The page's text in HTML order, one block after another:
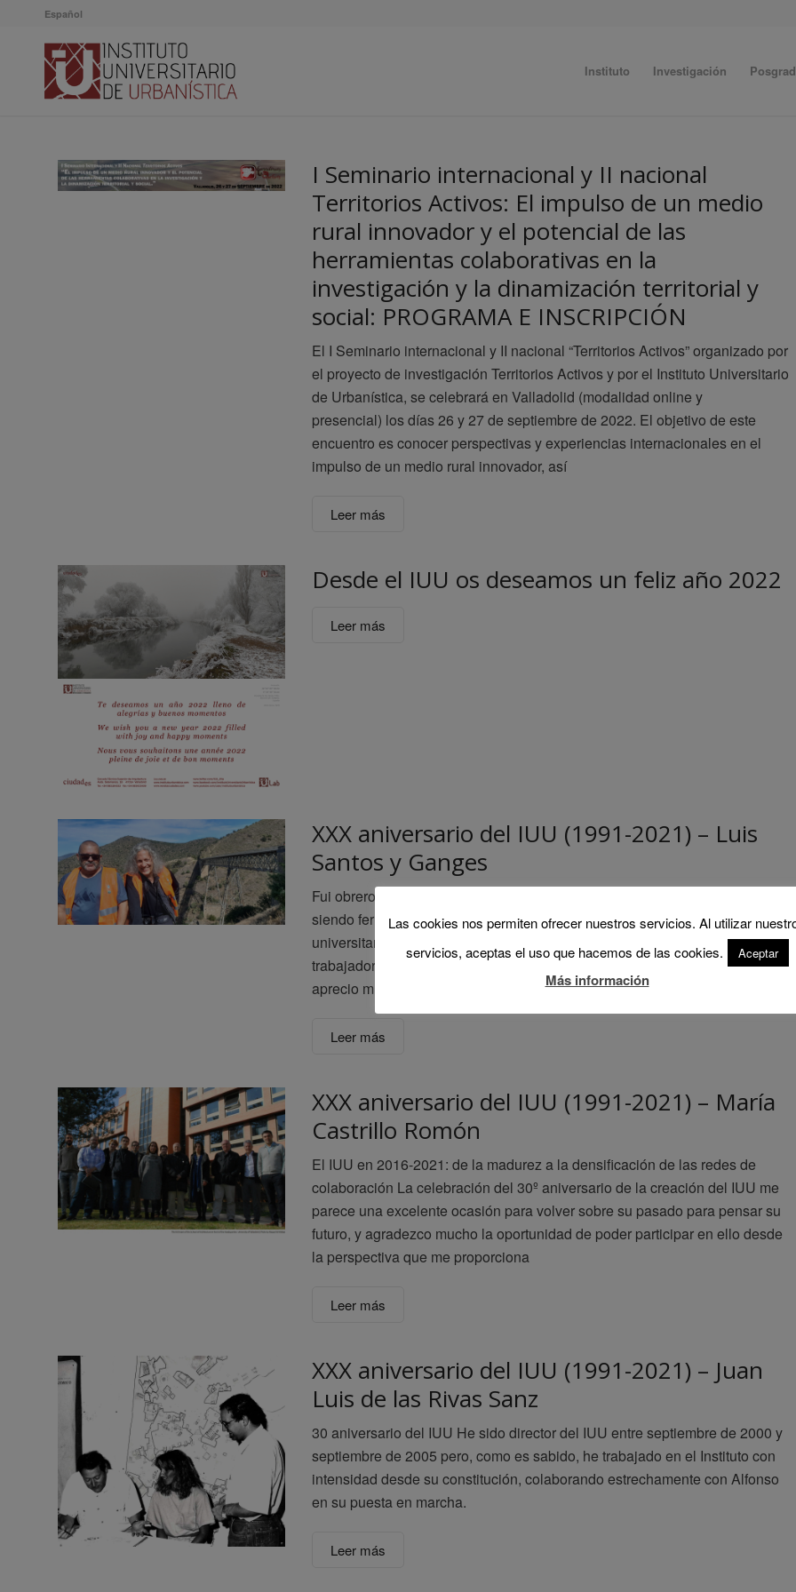
Español
Instituto Investigación
I Seminario internacional y II nacional
Territorios Activos: El impulso de un medio
rural innovador y el potencial de las
herramientas colaborativas en la
investigación y la dinamización territorial y
social: PROGRAMA E INSCRIPCIÓN
El I Seminario internacional y II nacional “Territorios Activos” organizado por
el proyecto de investigación Territorios Activos y por el Instituto Universitario
de Urbanística, se celebrará en Valladolid (modalidad online y
presencial) los días 26 y 27 de septiembre de 2022. El objetivo de este
encuentro es conocer perspectivas y experiencias internacionales en el
impulso de un medio rural innovador, así
Leer más
Desde el IUU os deseamos un feliz año 2022
Leer más
XXX aniversario del IUU (1991-2021) – Luis
Santos y Ganges
Fui obrero del ferrocarril durante más de veinte años (en el fondo sigo
siendo ferroviario) y soy trabajador de la enseñanza y la investigación
universitarias también desde hace más de veinte años. Me siento un
trabajador con conciencia de clase, tengo un elevado sentido del deber y
aprecio muchísimo el compañerismo, que he encontrado y
Leer más
XXX aniversario del IUU (1991-2021) – María
Castrillo Romón
El IUU en 2016-2021: de la madurez a la densificación de las redes de
colaboración La celebración del 30º aniversario de la creación del IUU me
parece una excelente ocasión para volver sobre su pasado para pensar su
futuro, y agradezco mucho la oportunidad de poder participar en ello desde
la perspectiva que me proporciona
Leer más
XXX aniversario del IUU (1991-2021) – Juan
Luis de las Rivas Sanz
30 aniversario del IUU He sido director del IUU entre septiembre de 2000 y
septiembre de 2005 pero, como es sabido, he trabajado en el Instituto con
intensidad desde su constitución, colaborando estrechamente con Alfonso
en su puesta en marcha.
Leer más
Las cookies nos permiten ofrecer nuestros servicios. Al utilizar
servicios, aceptas el uso que hacemos de las cookies.
Aceptar
Más información